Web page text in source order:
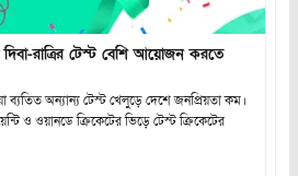
রাত্রির টেস্ট বেশি আয়োজন করতে
ব্যতিত অন্যান্য টেস্ট খেলুড়ে দেশে জনপ্রিয়তা কম।
ও ওয়ানডে ক্রিকেটের ভিড়ে টেস্ট ক্রিকেটের